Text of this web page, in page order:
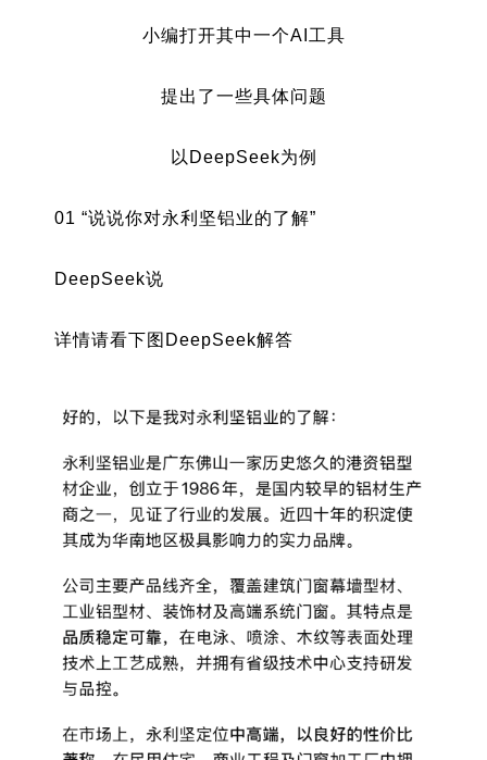
小编打开其中一个AI工具
提出了一些具体问题
以DeepSeek为例
01 “说说你对永利坚铝业的了解”
DeepSeek说
详情请看下图DeepSeek解答